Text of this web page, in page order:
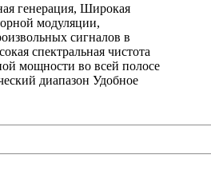
генерация, Широкая
модуляции,
сигналов в
спектральная чистота
мощности во всей полосе
диапазон Удобное